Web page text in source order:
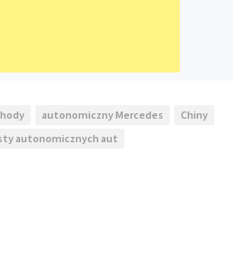
autonomiczny Mercedes
Chiny
autonomicznych aut